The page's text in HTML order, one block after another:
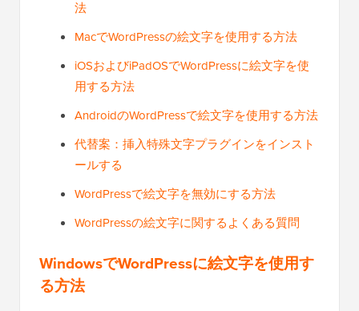
法
MacでWordPressの絵文字を使用する方法
iOSおよびiPadOSでWordPressに絵文字を使
用する方法
AndroidのWordPressで絵文字を使用する方法
代替案：挿入特殊文字プラグインをインスト
ールする
WordPressで絵文字を無効にする方法
WordPressの絵文字に関するよくある質問
WindowsでWordPressに絵文字を使用す
る方法